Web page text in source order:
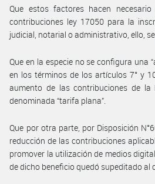
Que estos factores hacen
contribuciones ley 17050 para la
judicial, notarial o administrativo, ello,
Que en la especie no se configura una
en los términos de los artículos 7° y
aumento de las contribuciones de
denominada “tarifa plana”.
Que por otra parte, por Disposición
reducción de las contribuciones
promover la utilización de medios
de dicho beneficio quedó supeditado al